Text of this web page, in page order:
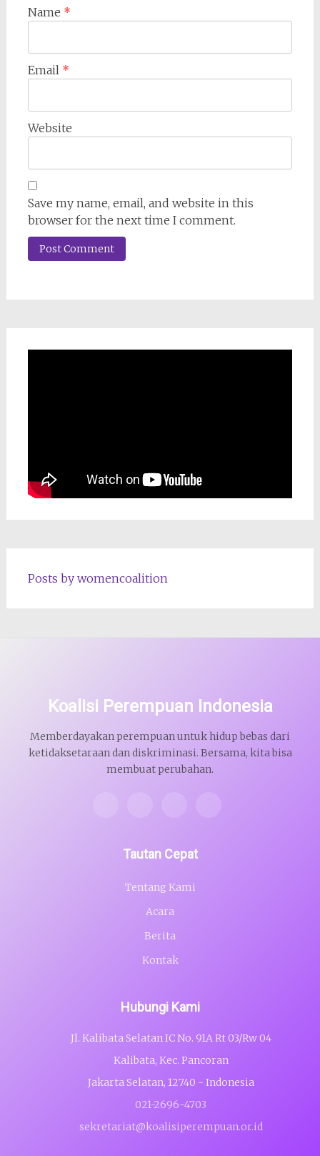
Name *
Email *
Website
Save my name, email, and website in this
browser for the next time I comment.
Posts by womencoalition
Koalisi Perempuan Indonesia
Memberdayakan perempuan untuk hidup bebas dari
ketidaksetaraan dan diskriminasi. Bersama, kita bisa
membuat perubahan.
Tautan Cepat
Tentang Kami
Acara
Berita
Kontak
Hubungi Kami
Jl. Kalibata Selatan IC No. 91A Rt 03/Rw 04
Kalibata, Kec. Pancoran
Jakarta Selatan, 12740 - Indonesia
021-2696-4703
sekretariat@koalisiperempuan.or.id